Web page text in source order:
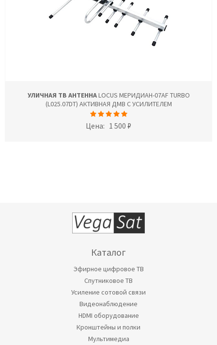
УЛИЧНАЯ ТВ АНТЕННАLOCUS МЕРИДИАН-07AF TURBO
(L025.07DT) АКТИВНАЯ ДМВ С УСИЛИТЕЛЕМ
Цена: 1 500 ₽
Каталог
Эфирное цифровое ТВ
Спутниковое ТВ
Усиление сотовой связи
Видеонаблюдение
HDMI оборудование
Кронштейны и полки
Мультимедиа